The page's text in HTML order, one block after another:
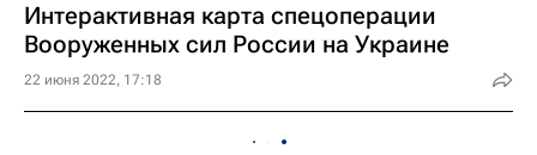
Интерактивная карта спецоперации
Вооруженных сил России на Украине
22 июня 2022, 17:18